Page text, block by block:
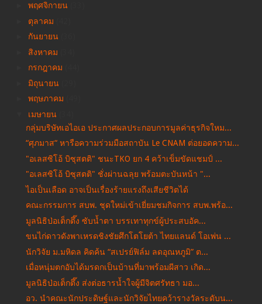
พฤศจิกายน
ตุลาคม
กันยายน
สิงหาคม
กรกฎาคม
มิถุนายน
พฤษภาคม
เมษายน
กลุ่มบริษัทเอไอเอ ประกาศผลประกอบการมูลค่าธุรกิจใหม...
“ศุภมาส“ หารือความร่วมมือสถาบัน Le CNAM ต่อยอดความ...
"อเลสซิโอ้ บิซุสตติ" ชนะTKO ยก 4 คว้าเข็มขัดแชมป์ ...
"อเลสซิโอ้ บิซุสตติ" ชั่งผ่านฉลุย พร้อมตะบันหน้า "...
ไอเป็นเลือด อาจเป็นเรื่องร้ายแรงถึงเสียชีวิตได้
คณะกรรมการ สบพ. ชุดใหม่เข้าเยี่ยมชมกิจการ สบพ.พร้อ...
มูลนิธิป่อเต็กตึ๊ง ซับน้ำตา บรรเทาทุกข์ผู้ประสบอัค...
ขนไก่ดาวดังพาเหรดชิงชัยศึกโตโยต้า ไทยแลนด์ โอเพ่น ...
นักวิจัย ม.มหิดล คิดค้น “สเปรย์ฟิล์ม ลดอุณหภูมิ” ต...
เมื่อหนุ่มตกอับได้มรดกเป็นบ้านที่มาพร้อมผีสาว เกิด...
มูลนิธิป่อเต็กตึ๊ง ส่งต่อธารน้ำใจผู้มีจิตศรัทธา มอ...
อว. นำคณะนักประดิษฐ์และนักวิจัยไทยคว้ารางวัลระดับน...